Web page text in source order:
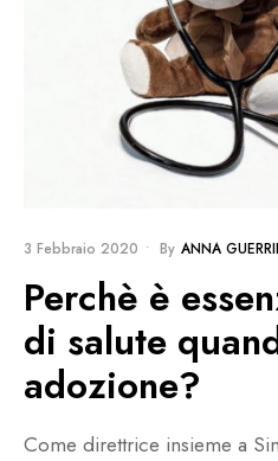
3 Febbraio 2020 • By ANNA
Perchè è
di salute
adozione?
Come direttrice insieme a